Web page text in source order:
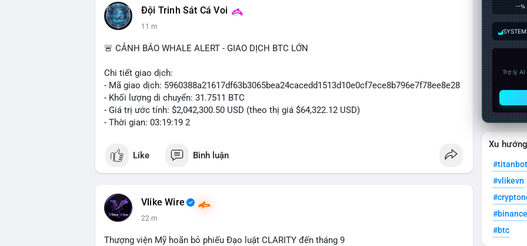
Đội Trinh Sát Cá Voi
11 m
🚨 CẢNH BÁO WHALE ALERT - GIAO DỊCH BTC LỚN
Chi tiết giao dịch:
- Mã giao dịch: 5960388a21617df63b3065bea24cacedd1513d10e0cf7ece8b796e7f78ee8e28
- Khối lượng di chuyển: 31.7511 BTC
- Giá trị ước tính: $2,042,300.50 USD (theo thị giá $64,322.12 USD)
- Thời gian: 03:19:19 2
Like Bình luận
Vlike Wire
22 m
Thượng viện Mỹ hoãn bỏ phiếu Đạo luật CLARITY đến tháng 9
--%
Trợ lý
Xu
#titanbot
#vlikevn
#btc